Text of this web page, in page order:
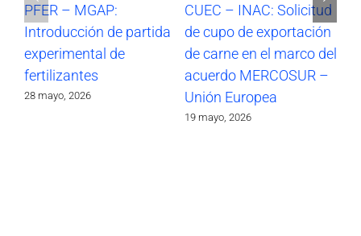
PFER – MGAP:
Introducción de partida
experimental de
fertilizantes
28 mayo, 2026
CUEC – INAC: Solicitud
de cupo de exportación
de carne en el marco del
acuerdo MERCOSUR –
Unión Europea
19 mayo, 2026